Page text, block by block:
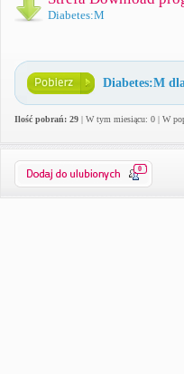
Diabetes:M
Diabetes:M
Ilość pobrań: 29 | W tym miesiącu: 0 | W
0